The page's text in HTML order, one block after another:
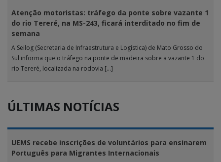
Atenção motoristas: tráfego da ponte sobre vazante 1
do rio Tereré, na MS-243, ficará interditado no fim de
semana
A Seilog (Secretaria de Infraestrutura e Logística) de Mato Grosso do
Sul informa que o tráfego na ponte de madeira sobre a vazante 1 do
rio Tereré, localizada na rodovia […]
ÚLTIMAS NOTÍCIAS
UEMS recebe inscrições de voluntários para ensinarem
Português para Migrantes Internacionais